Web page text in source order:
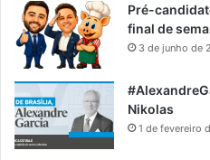
Pré-
final de
3 de junho de
Nikolas
1 de fevereiro